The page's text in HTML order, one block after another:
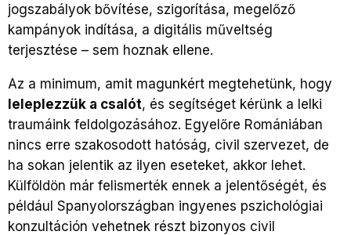
jogszabályok bővítése, szigorítása, megelőző
kampányok indítása, a digitális műveltség
terjesztése – sem hoznak ellene.
Az a minimum, amit magunkért megtehetünk, hogy
leleplezzük a csalót, és segítséget kérünk a lelki
traumáink feldolgozásához. Egyelőre Romániában
nincs erre szakosodott hatóság, civil szervezet, de
ha sokan jelentik az ilyen eseteket, akkor lehet.
Külföldön már felismerték ennek a jelentőségét, és
például Spanyolországban ingyenes pszichológiai
konzultáción vehetnek részt bizonyos civil